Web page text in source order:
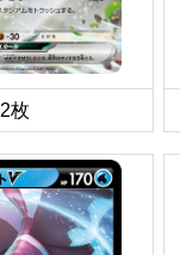
2枚